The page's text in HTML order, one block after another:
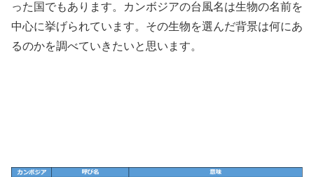
った国でもあります。カンボジアの台風名は生物の名前を
中心に挙げられています。その生物を選んだ背景は何にあ
るのかを調べていきたいと思います。